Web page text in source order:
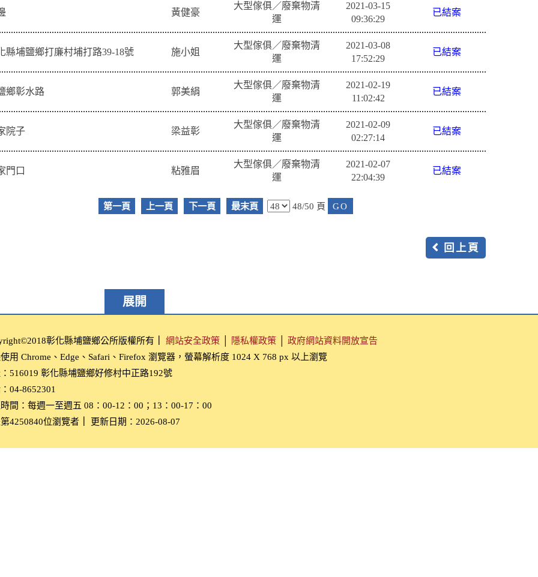
黃健豪
大型傢俱／廢棄物清
運
2021-03-15
09:36:29
已結案
縣埔鹽鄉打廉村埔打路39-18號 施小姐
大型傢俱／廢棄物清
運
2021-03-08
17:52:29
已結案
鄉彰水路 郭美絹
大型傢俱／廢棄物清
運
2021-02-19
11:02:42
已結案
院子 梁益彰
大型傢俱／廢棄物清
運
2021-02-09
02:27:14
已結案
門口 粘雅眉
大型傢俱／廢棄物清
運
2021-02-07
22:04:39
已結案
第一頁 上一頁 下一頁 最末頁 48/50 頁
回上頁
展開
彰化縣埔鹽鄉公所版權所有 網站安全政策 隱私權政策
政府網站資料開放宣告
用 Chrome、Edge、Safari、Firefox 瀏覽器，螢幕解析度 1024 X 768 px 以上瀏覽
516019 彰化縣埔鹽鄉好修村中正路192號
04-8652301
時間：每週一至週五 08：00-12：00；13：00-17：00
4250840位瀏覽者
更新日期：2026-08-07